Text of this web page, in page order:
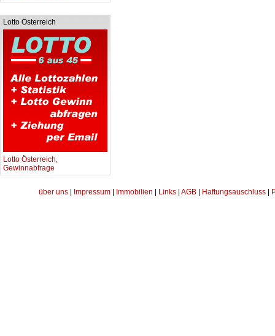
Lotto Österreich
Lotto Österreich,
Gewinnabfrage
über uns Impressum Immobilien Links AGB Haftungsauschluss